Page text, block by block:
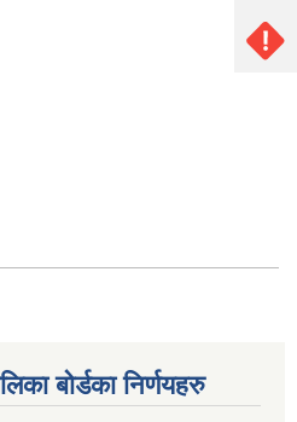
बोर्डका निर्णयहरु